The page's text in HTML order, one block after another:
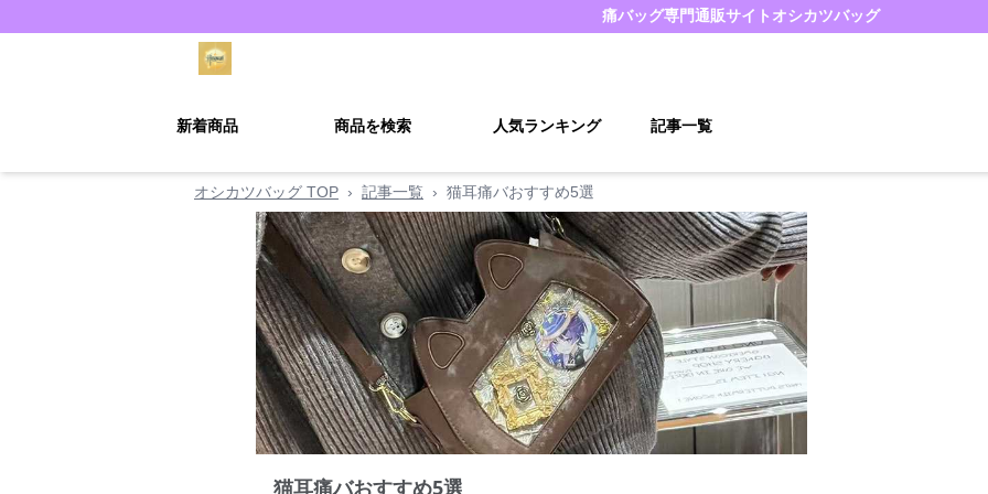
痛バッグ専門通販サイト オシカツバッグ
新着商品 商品を検索 人気ランキング 記事一覧
オシカツバッグ TOP › 記事一覧 › 猫耳痛バおすすめ5選
猫耳痛バおすすめ5選